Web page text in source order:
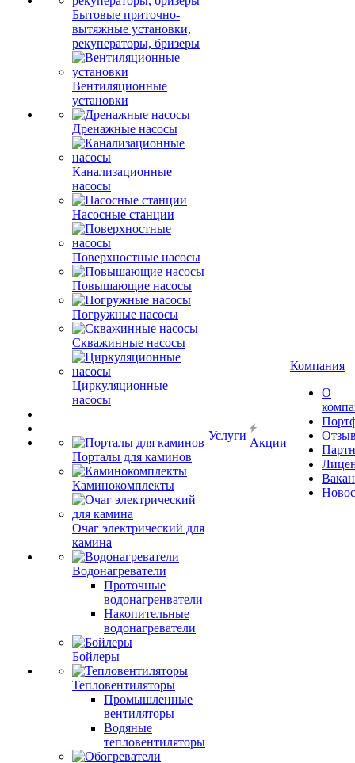
Бытовые приточно-
вытяжные установки,
рекуператоры, бризеры
Вентиляционные
установки
Дренажные насосы
Канализационные
насосы
Насосные станции
Поверхностные насосы
Повышающие насосы
Погружные насосы
Скважинные насосы
Циркуляционные
насосы
Порталы для каминов
Каминокомплекты
Очаг электрический для
камина
Водонагреватели
Проточные
водонагренватели
Накопительные
водонагреватели
Бойлеры
Тепловентиляторы
Промышленные
вентиляторы
Водяные
тепловентиляторы
Услуги
Акции
Компания
О